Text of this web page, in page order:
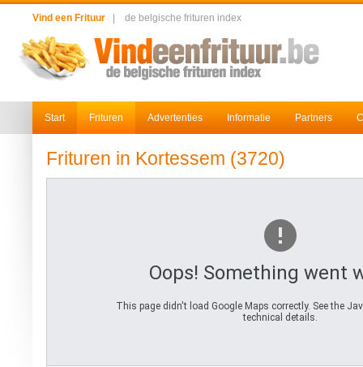
Vind een Frituur de belgische frituren index
Start Frituren Advertenties Informatie Partners
Frituren in Kortessem (3720)
Oops! Something went
This page didn't load Google Maps correctly. See the
technical details.